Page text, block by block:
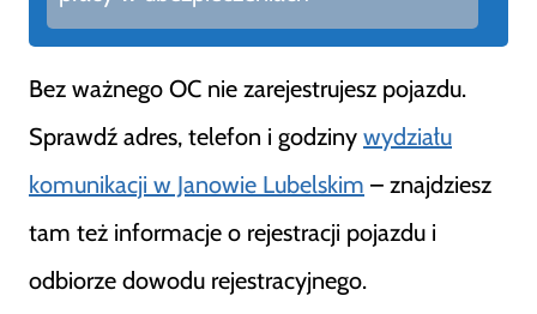
Bez ważnego OC nie zarejestrujesz pojazdu.
Sprawdź adres, telefon i godziny wydziału
komunikacji w Janowie Lubelskim – znajdziesz
tam też informacje o rejestracji pojazdu i
odbiorze dowodu rejestracyjnego.